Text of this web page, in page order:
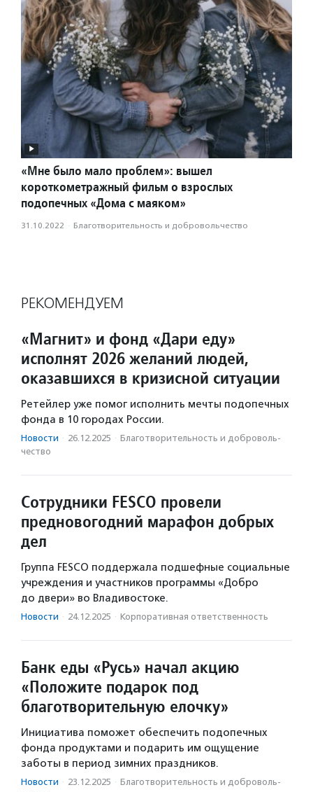
«Мне было мало проблем»: вышел
короткометражный фильм о взрослых
подопечных «Дома с маяком»
31.10.2022 · Благотвори­тель­ность и доброволь­чест­во
РЕКОМЕНДУЕМ
«Магнит» и фонд «Дари еду»
исполнят 2026 желаний людей,
оказавшихся в кризисной ситуации
Ретейлер уже помог исполнить мечты подопечных
фонда в 10 городах России.
Новости · 26.12.2025 · Благотвори­тель­ность и доброволь­
чест­во
Сотрудники FESCO провели
предновогодний марафон добрых
дел
Группа FESCO поддержала подшефные социальные
учреждения и участников программы «Добро
до двери» во Владивостоке.
Новости · 24.12.2025 · Корпоративная ответственность
Банк еды «Русь» начал акцию
«Положите подарок под
благотворительную елочку»
Инициатива поможет обеспечить подопечных
фонда продуктами и подарить им ощущение
заботы в период зимних праздников.
Новости · 23.12.2025 · Благотвори­тель­ность и доброволь­